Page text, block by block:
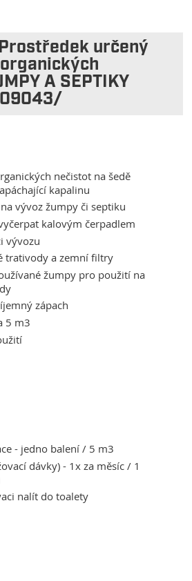
určený
A SEPTIKY
nečistot na šedě
kapalinu
vývoz žumpy či septiku
kalovým čerpadlem
vývozu
trativody a zemní filtry
žumpy pro použití na
zápach
5 m3
- jedno balení / 5 m3
dávky) - 1x za měsíc / 1
nalít do toalety